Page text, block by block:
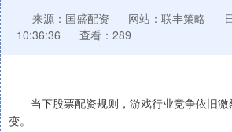
来源：国盛配资 网站：联丰策略
10:36:36
查看：289
当下股票配资规则，游戏行业竞争依旧激
变。